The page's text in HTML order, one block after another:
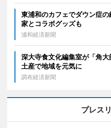
東浦和のカフェでダウン症
家とコラボグッズも
浦和経済新聞
深大寺食文化編集室が「角
土産で地域を元気に
調布経済新聞
プレス